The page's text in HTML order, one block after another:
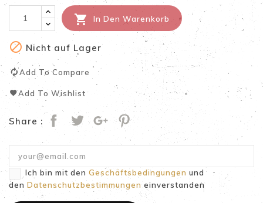
 In Den Warenkorb
 Nicht auf Lager
Add To Compare
Add To Wishlist
Share :
Ich bin mit den Geschäftsbedingungen und
den Datenschutzbestimmungen einverstanden